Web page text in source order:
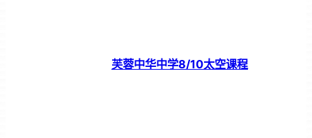
芙蓉中华中学8/10太空课程